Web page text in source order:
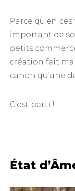
Parce qu’en
important de
petits
création fait
canon qu’une
C’est parti !
État